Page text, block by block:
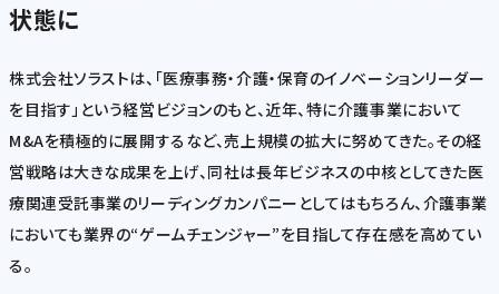
状態に
株式会社ソラストは、「医療事務・介護・保育のイノベーションリーダー
を目指す」という経営ビジョンのもと、近年、特に介護事業において
M&Aを積極的に展開するなど、売上規模の拡大に努めてきた。その経
営戦略は大きな成果を上げ、同社は長年ビジネスの中核としてきた医
療関連受託事業のリーディングカンパニーとしてはもちろん、介護事業
においても業界の“ゲームチェンジャー”を目指して存在感を高めてい
る。